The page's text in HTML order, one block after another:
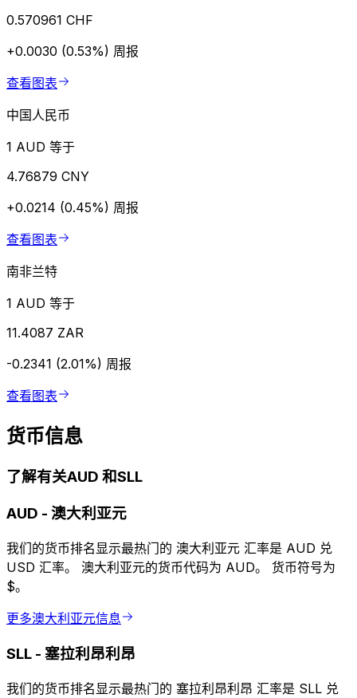
0.570961 CHF
+0.0030 (0.53%) 周报
查看图表
中国人民币
1 AUD 等于
4.76879 CNY
+0.0214 (0.45%) 周报
查看图表
南非兰特
1 AUD 等于
11.4087 ZAR
-0.2341 (2.01%) 周报
查看图表
货币信息
了解有关AUD 和SLL
AUD - 澳大利亚元
我们的货币排名显示最热门的 澳大利亚元 汇率是 AUD 兑
USD 汇率。 澳大利亚元的货币代码为 AUD。 货币符号为
$。
更多澳大利亚元信息
SLL - 塞拉利昂利昂
我们的货币排名显示最热门的 塞拉利昂利昂 汇率是 SLL 兑